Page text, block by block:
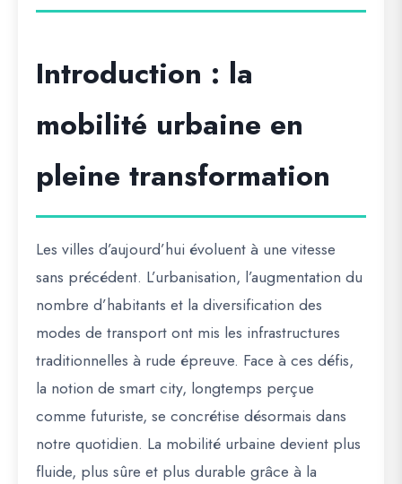
Introduction : la
mobilité urbaine en
pleine transformation
Les villes d’aujourd’hui évoluent à une vitesse
sans précédent. L’urbanisation, l’augmentation du
nombre d’habitants et la diversification des
modes de transport ont mis les infrastructures
traditionnelles à rude épreuve. Face à ces défis,
la notion de smart city, longtemps perçue
comme futuriste, se concrétise désormais dans
notre quotidien. La mobilité urbaine devient plus
fluide, plus sûre et plus durable grâce à la